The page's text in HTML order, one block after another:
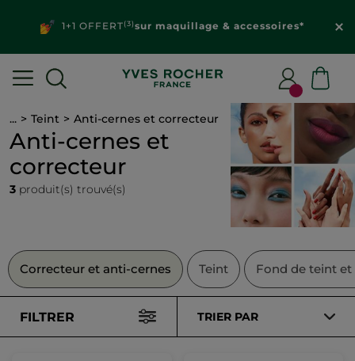
1+1 OFFERT(3)sur maquillage & accessoires*
... Teint Anti-cernes et correcteur
Anti-cernes et
correcteur
3 produit(s) trouvé(s)
Correcteur et anti-cernes Teint Fond de teint et
FILTRER TRIER PAR